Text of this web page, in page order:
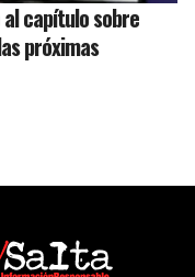
al capítulo sobre
próximas